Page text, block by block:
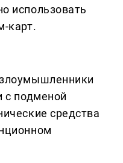
использовать
карт.
с подменой
средства